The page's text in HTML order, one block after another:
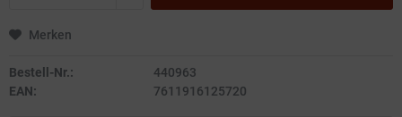
Merken
Bestell-Nr.:
440963
EAN:
7611916125720